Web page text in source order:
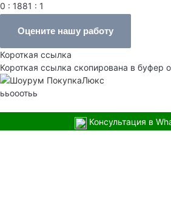
0 : 1881 : 1
Оцените нашу работу
Короткая ссылка
Короткая ссылка скопирована в буфер
ььооотьь
Консультация в